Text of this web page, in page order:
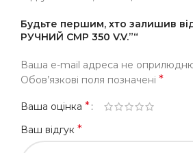
Будьте першим, хто залишив
РУЧНИЙ CMP 350 V.V.”“
Ваша e-mail адреса не
Обов’язкові поля позначені *
Ваша оцінка *
Ваш відгук *